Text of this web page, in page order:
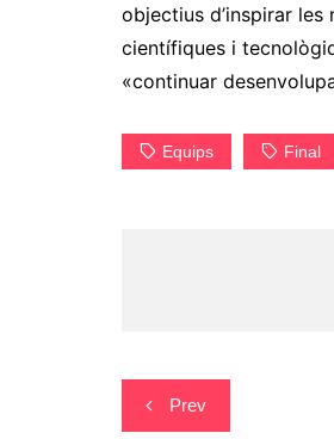
objectius d’inspirar
científiques i
«continuar
Equips Final
Navegació
Prev